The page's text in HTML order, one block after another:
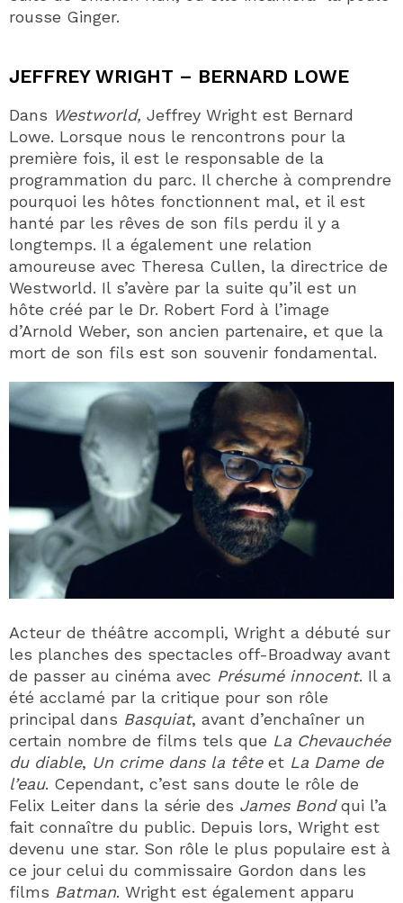
rousse Ginger.
JEFFREY WRIGHT – BERNARD LOWE
Dans Westworld, Jeffrey Wright est Bernard
Lowe. Lorsque nous le rencontrons pour la
première fois, il est le responsable de la
programmation du parc. Il cherche à comprendre
pourquoi les hôtes fonctionnent mal, et il est
hanté par les rêves de son fils perdu il y a
longtemps. Il a également une relation
amoureuse avec Theresa Cullen, la directrice de
Westworld. Il s’avère par la suite qu’il est un
hôte créé par le Dr. Robert Ford à l’image
d’Arnold Weber, son ancien partenaire, et que la
mort de son fils est son souvenir fondamental.
Acteur de théâtre accompli, Wright a débuté sur
les planches des spectacles off-Broadway avant
de passer au cinéma avec Présumé innocent. Il a
été acclamé par la critique pour son rôle
principal dans Basquiat, avant d’enchaîner un
certain nombre de films tels que La Chevauchée
du diable, Un crime dans la tête et La Dame de
l’eau. Cependant, c’est sans doute le rôle de
Felix Leiter dans la série des James Bondqui l’a
fait connaître du public. Depuis lors, Wright est
devenu une star. Son rôle le plus populaire est à
ce jour celui du commissaire Gordon dans les
films Batman. Wright est également apparu